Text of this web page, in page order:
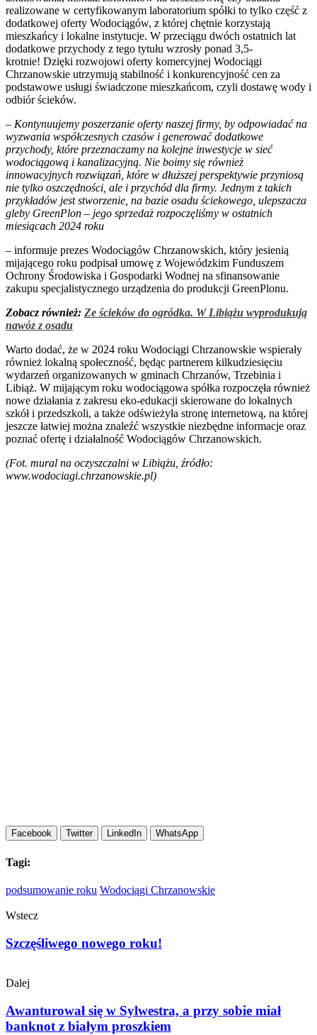
realizowane w certyfikowanym laboratorium spółki to tylko część z
dodatkowej oferty Wodociągów, z której chętnie korzystają
mieszkańcy i lokalne instytucje. W przeciągu dwóch ostatnich lat
dodatkowe przychody z tego tytułu wzrosły ponad 3,5-
krotnie! Dzięki rozwojowi oferty komercyjnej Wodociągi
Chrzanowskie utrzymują stabilność i konkurencyjność cen za
podstawowe usługi świadczone mieszkańcom, czyli dostawę wody i
odbiór ścieków.
– Kontynuujemy poszerzanie oferty naszej firmy, by odpowiadać na
wyzwania współczesnych czasów i generować dodatkowe
przychody, które przeznaczamy na kolejne inwestycje w sieć
wodociągową i kanalizacyjną. Nie boimy się również
innowacyjnych rozwiązań, które w dłuższej perspektywie przyniosą
nie tylko oszczędności, ale i przychód dla firmy. Jednym z takich
przykładów jest stworzenie, na bazie osadu ściekowego, ulepszacza
gleby GreenPlon – jego sprzedaż rozpoczęliśmy w ostatnich
miesiącach 2024 roku
– informuje prezes Wodociągów Chrzanowskich, który jesienią
mijającego roku podpisał umowę z Wojewódzkim Funduszem
Ochrony Środowiska i Gospodarki Wodnej na sfinansowanie
zakupu specjalistycznego urządzenia do produkcji GreenPlonu.
Zobacz również: Ze ścieków do ogródka. W Libiążu wyprodukują
nawóz z osadu
Warto dodać, że w 2024 roku Wodociągi Chrzanowskie wspierały
również lokalną społeczność, będąc partnerem kilkudziesięciu
wydarzeń organizowanych w gminach Chrzanów, Trzebinia i
Libiąż. W mijającym roku wodociągowa spółka rozpoczęła również
nowe działania z zakresu eko-edukacji skierowane do lokalnych
szkół i przedszkoli, a także odświeżyła stronę internetową, na której
jeszcze łatwiej można znaleźć wszystkie niezbędne informacje oraz
poznać ofertę i działalność Wodociągów Chrzanowskich.
(Fot. mural na oczyszczalni w Libiążu, źródło:
www.wodociagi.chrzanowskie.pl)
Facebook Twitter LinkedIn WhatsApp
Tagi:
podsumowanie roku Wodociągi Chrzanowskie
Wstecz
Szczęśliwego nowego roku!
Dalej
Awanturował się w Sylwestra, a przy sobie miał
banknot z białym proszkiem